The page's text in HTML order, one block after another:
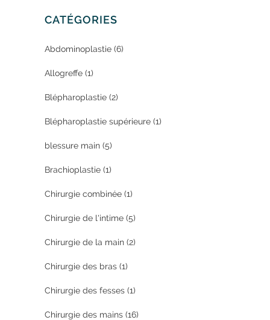
CATÉGORIES
Abdominoplastie (6)
Allogreffe (1)
Blépharoplastie (2)
Blépharoplastie supérieure (1)
blessure main (5)
Brachioplastie (1)
Chirurgie combinée (1)
Chirurgie de l'intime (5)
Chirurgie de la main (2)
Chirurgie des bras (1)
Chirurgie des fesses (1)
Chirurgie des mains (16)